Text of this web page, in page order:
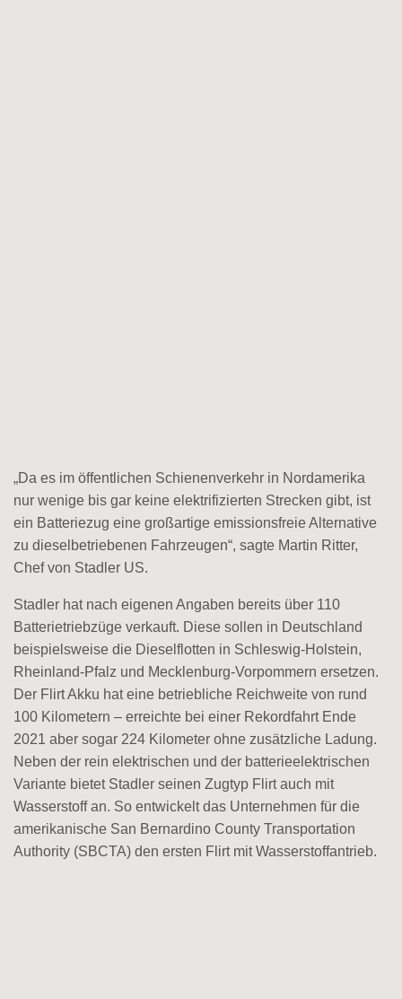
„Da es im öffentlichen Schienenverkehr in Nordamerika
nur wenige bis gar keine elektrifizierten Strecken gibt, ist
ein Batteriezug eine großartige emissionsfreie Alternative
zu dieselbetriebenen Fahrzeugen“, sagte Martin Ritter,
Chef von Stadler US.
Stadler hat nach eigenen Angaben bereits über 110
Batterietriebzüge verkauft. Diese sollen in Deutschland
beispielsweise die Dieselflotten in Schleswig-Holstein,
Rheinland-Pfalz und Mecklenburg-Vorpommern ersetzen.
Der Flirt Akku hat eine betriebliche Reichweite von rund
100 Kilometern – erreichte bei einer Rekordfahrt Ende
2021 aber sogar 224 Kilometer ohne zusätzliche Ladung.
Neben der rein elektrischen und der batterieelektrischen
Variante bietet Stadler seinen Zugtyp Flirt auch mit
Wasserstoff an. So entwickelt das Unternehmen für die
amerikanische San Bernardino County Transportation
Authority (SBCTA) den ersten Flirt mit Wasserstoffantrieb.